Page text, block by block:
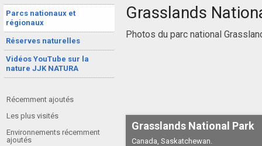
Parcs nationaux et
régionaux
Réserves naturelles
Vidéos YouTube sur la
nature JJK NATURA
Récemment ajoutés
Les plus visités
Environnements récemment
ajoutés
Grasslands
Photos du parc national
Grasslands National Park
Canada, Saskatchewan.